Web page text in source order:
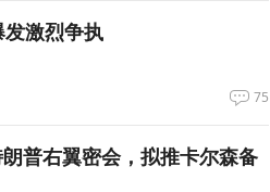
激烈争执
75
普右翼密会，拟推卡尔森备